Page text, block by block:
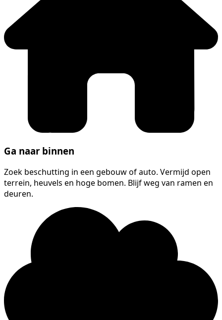
Ga naar binnen
Zoek beschutting in een gebouw of auto. Vermijd open
terrein, heuvels en hoge bomen. Blijf weg van ramen en
deuren.